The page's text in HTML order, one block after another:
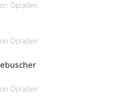
Opladen
Opladen
Opladen